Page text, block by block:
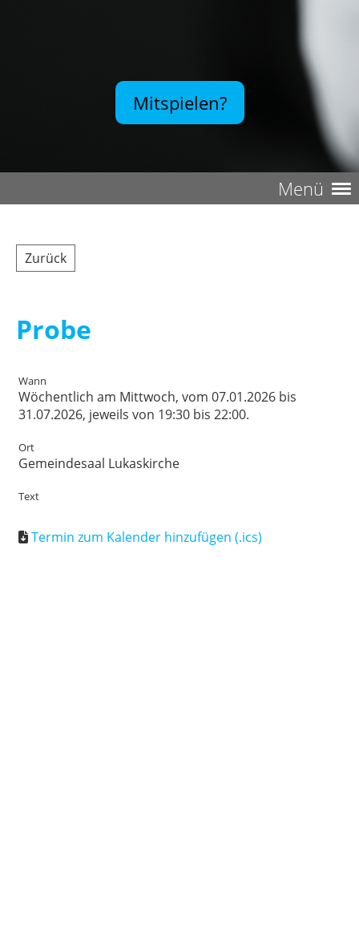
Mitspielen?
Menü
Zurück
Probe
Wann
Wöchentlich am Mittwoch, vom 07.01.2026 bis
31.07.2026, jeweils von 19:30 bis 22:00.
Ort
Gemeindesaal Lukaskirche
Text
Termin zum Kalender hinzufügen (.ics)